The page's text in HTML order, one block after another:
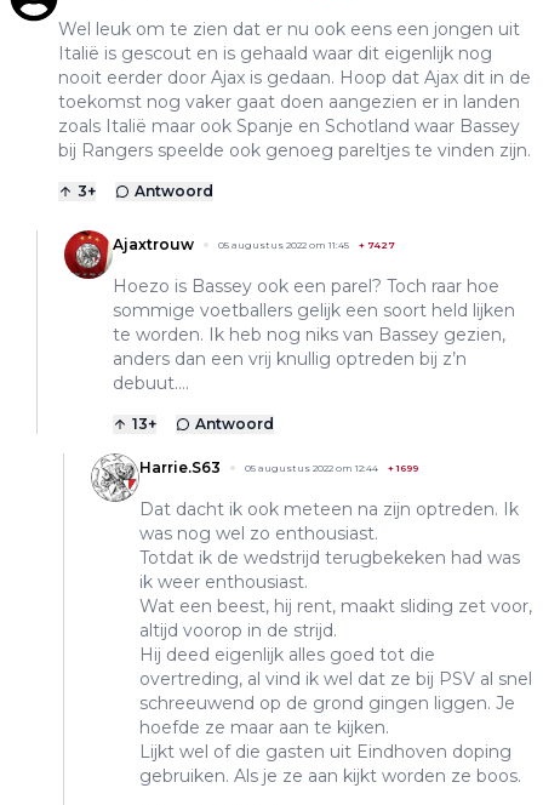
Wel leuk om te zien dat er nu ook eens een jongen uit
Italië is gescout en is gehaald waar dit eigenlijk nog
nooit eerder door Ajax is gedaan. Hoop dat Ajax dit in de
toekomst nog vaker gaat doen aangezien er in landen
zoals Italië maar ook Spanje en Schotland waar Bassey
bij Rangers speelde ook genoeg pareltjes te vinden zijn.
3+ Antwoord
Ajaxtrouw 05 augustus 2022 om 11:45 + 7427
Hoezo is Bassey ook een parel? Toch raar hoe
sommige voetballers gelijk een soort held lijken
te worden. Ik heb nog niks van Bassey gezien,
anders dan een vrij knullig optreden bij z’n
debuut….
13+ Antwoord
Harrie.S63 05 augustus 2022 om 12:44 +1699
Dat dacht ik ook meteen na zijn optreden. Ik
was nog wel zo enthousiast.
Totdat ik de wedstrijd terugbekeken had was
ik weer enthousiast.
Wat een beest, hij rent, maakt sliding zet voor,
altijd voorop in de strijd.
Hij deed eigenlijk alles goed tot die
overtreding, al vind ik wel dat ze bij PSV al snel
schreeuwend op de grond gingen liggen. Je
hoefde ze maar aan te kijken.
Lijkt wel of die gasten uit Eindhoven doping
gebruiken. Als je ze aan kijkt worden ze boos.